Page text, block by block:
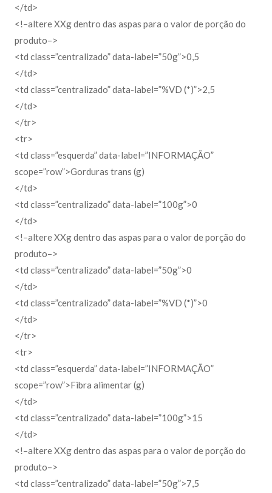
</td>
<!–altere XXg dentro das aspas para o valor de porção do
produto–>
<td class=”centralizado” data-label=”50g”>0,5
</td>
<td class=”centralizado” data-label=”%VD (*)”>2,5
</td>
</tr>
<tr>
<td class=”esquerda” data-label=”INFORMAÇÃO”
scope=”row”>Gorduras trans (g)
</td>
<td class=”centralizado” data-label=”100g”>0
</td>
<!–altere XXg dentro das aspas para o valor de porção do
produto–>
<td class=”centralizado” data-label=”50g”>0
</td>
<td class=”centralizado” data-label=”%VD (*)”>0
</td>
</tr>
<tr>
<td class=”esquerda” data-label=”INFORMAÇÃO”
scope=”row”>Fibra alimentar (g)
</td>
<td class=”centralizado” data-label=”100g”>15
</td>
<!–altere XXg dentro das aspas para o valor de porção do
produto–>
<td class=”centralizado” data-label=”50g”>7,5